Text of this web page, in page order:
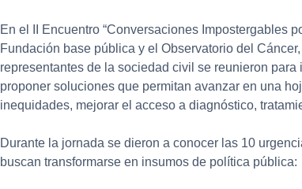
En el II Encuentro “Conversaciones Impostergables
Fundación base pública y el Observatorio del
representantes de la sociedad civil se reunieron
proponer soluciones que permitan avanzar en una
inequidades, mejorar el acceso a diagnóstico,
Durante la jornada se dieron a conocer las 10
buscan transformarse en insumos de política pública: